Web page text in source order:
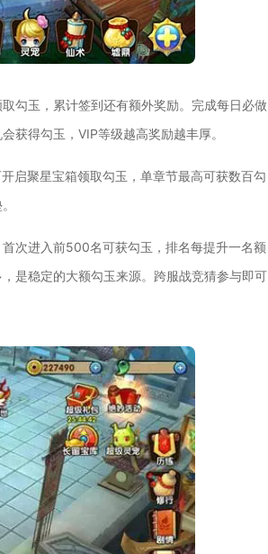
勾玉，累计签到还有额外奖励。完成每日必做
获得勾玉，VIP等级越高奖励越丰厚。
启聚星宝箱领取勾玉，单章节最高可获数百勾
次进入前500名可获勾玉，排名每提升一名额
是稳定的大额勾玉来源。跨服战竞猜参与即可